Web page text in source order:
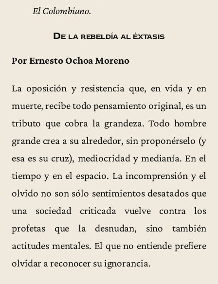
El Colombiano.
De la rebeldía al éxtasis
Por Ernesto Ochoa Moreno
La oposición y resistencia que, en vida y en
muerte, recibe todo pensamiento original, es un
tributo que cobra la grandeza. Todo hombre
grande crea a su alrededor, sin proponérselo (y
esa es su cruz), mediocridad y medianía. En el
tiempo y en el espacio. La incomprensión y el
olvido no son sólo sentimientos desatados que
una sociedad criticada vuelve contra los
profetas que la desnudan, sino también
actitudes mentales. El que no entiende prefiere
olvidar a reconocer su ignorancia.